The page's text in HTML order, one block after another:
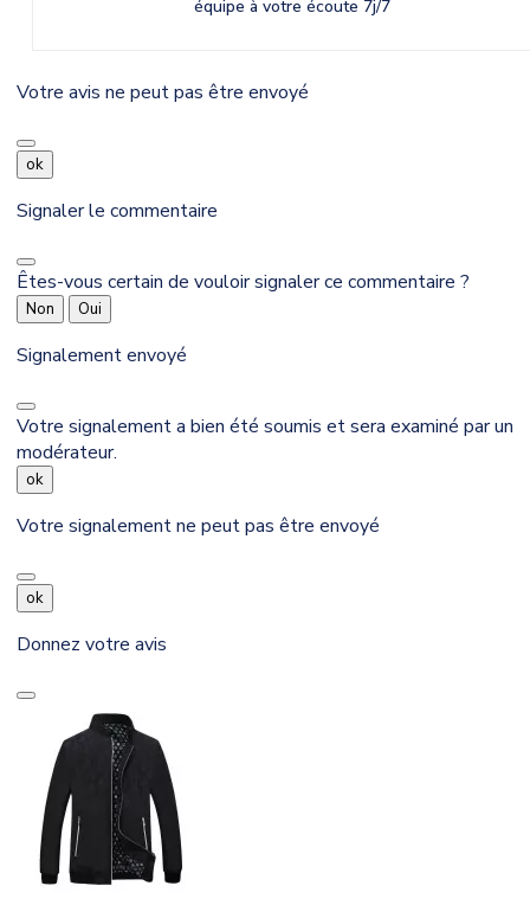
équipe à votre écoute 7j/7
Votre avis ne peut pas être envoyé
ok
Signaler le commentaire
Êtes-vous certain de vouloir signaler ce commentaire ?
Non Oui
Signalement envoyé
Votre signalement a bien été soumis et sera examiné par un
modérateur.
ok
Votre signalement ne peut pas être envoyé
ok
Donnez votre avis